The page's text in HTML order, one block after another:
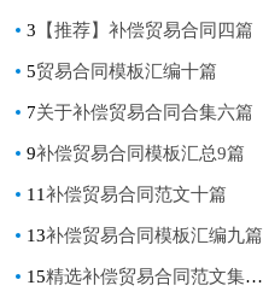
3 【推荐】补偿贸易合同四篇
5贸易合同模板汇编十篇
7关于补偿贸易合同合集六篇
9补偿贸易合同模板汇总9篇
11补偿贸易合同范文十篇
13补偿贸易合同模板汇编九篇
15精选补偿贸易合同范文集锦九篇